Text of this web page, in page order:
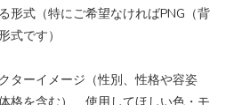
形式（特にご希望なければPNG（背
式です）
ターイメージ（性別、性格や容姿